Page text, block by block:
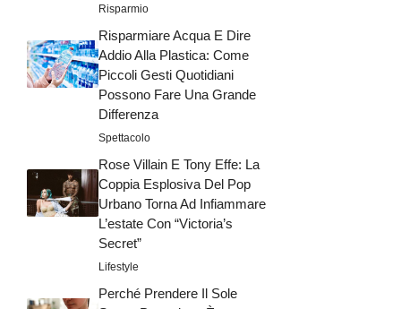
Risparmio
Risparmiare Acqua E Dire
Addio Alla Plastica: Come
Piccoli Gesti Quotidiani
Possono Fare Una Grande
Differenza
Spettacolo
Rose Villain E Tony Effe: La
Coppia Esplosiva Del Pop
Urbano Torna Ad Infiammare
L’estate Con “Victoria’s
Secret”
Lifestyle
Perché Prendere Il Sole